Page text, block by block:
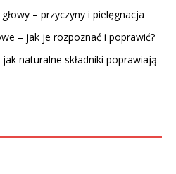
– przyczyny i pielęgnacja
– jak je rozpoznać i poprawić?
naturalne składniki poprawiają